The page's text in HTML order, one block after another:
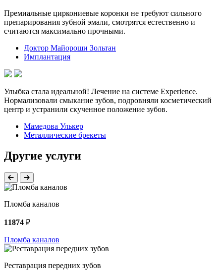
Премиальные циркониевые коронки не требуют сильного
препарирования зубной эмали, смотрятся естественно и
считаются максимально прочными.
Доктор Майороши Зольтан
Имплантация
Улыбка стала идеальной! Лечение на системе Experience.
Нормализовали смыкание зубов, подровняли косметический
центр и устранили скученное положение зубов.
Мамедова Улькер
Металлические брекеты
Другие услуги
Пломба каналов
11874 ₽
Пломба каналов
Реставрация передних зубов